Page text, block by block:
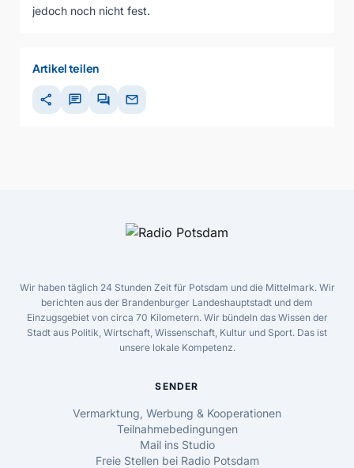
jedoch noch nicht fest.
Artikel teilen
share chat forum mail
Wir haben täglich 24 Stunden Zeit für Potsdam und die Mittelmark. Wir
berichten aus der Brandenburger Landeshauptstadt und dem
Einzugsgebiet von circa 70 Kilometern. Wir bündeln das Wissen der
Stadt aus Politik, Wirtschaft, Wissenschaft, Kultur und Sport. Das ist
unsere lokale Kompetenz.
SENDER
Vermarktung, Werbung & Kooperationen
Teilnahmebedingungen
Mail ins Studio
Freie Stellen bei Radio Potsdam